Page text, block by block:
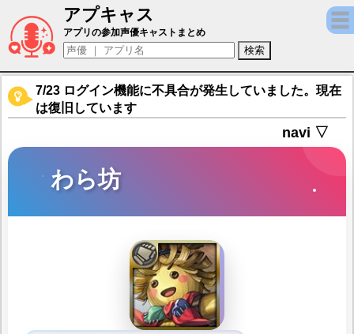
アプキャス
わら坊（声優：加藤英美里)【アナザーエデ
アプリの参加声優キャストまとめ
7/23 ログイン機能に不具合が発生していました。現在
は復旧しています
navi ▽
わら坊